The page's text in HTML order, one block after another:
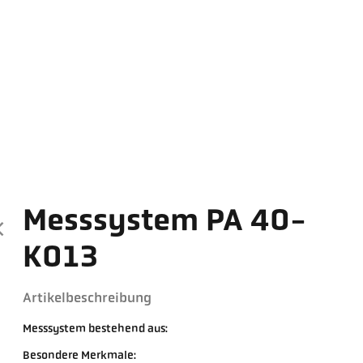
Messsystem PA 40-
K013
Artikelbeschreibung
Messsystem bestehend aus:
Besondere Merkmale: